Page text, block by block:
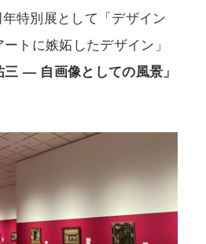
特別展として「デザイン
トに嫉妬したデザイン」
三 ― 自画像としての風景」